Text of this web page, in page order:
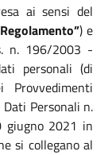
ai sensi del
) e
n. 196/2003 -
personali (di
Provvedimenti
Personali n.
giugno 2021 in
si collegano al